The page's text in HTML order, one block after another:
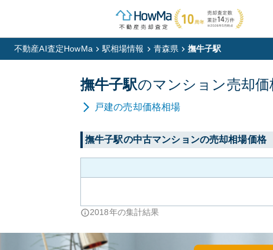
不動産AI査定HowMa 駅相場情報 青森県 撫牛子駅
撫牛子駅のマンション売却価
戸建の売却価格相場
撫牛子駅の中古マンションの売却相場価格
2018年の集計結果